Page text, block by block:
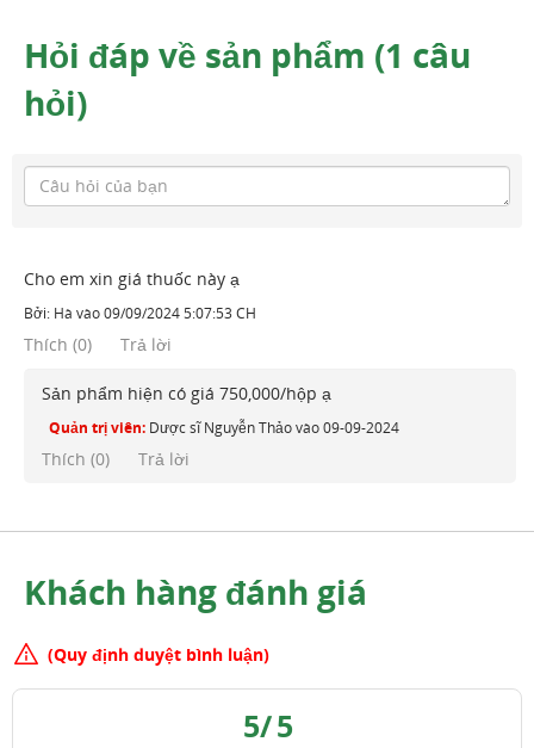
Hỏi đáp về sản phẩm (1 câu
hỏi)
Cho em xin giá thuốc này ạ
Bởi: Hà vào09/09/2024 5:07:53 CH
Thích (0) Trả lời
Sản phẩm hiện có giá 750,000/hộp ạ
Quản trị viên: Dược sĩ Nguyễn Thảovào09-09-2024
Thích (0) Trả lời
Khách hàng đánh giá
(Quy định duyệt bình luận)
5/5